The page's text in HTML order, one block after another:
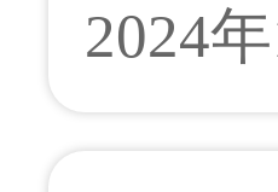
2024